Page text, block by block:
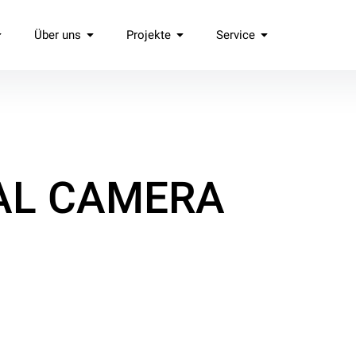
Über uns Projekte Service
CAMERA